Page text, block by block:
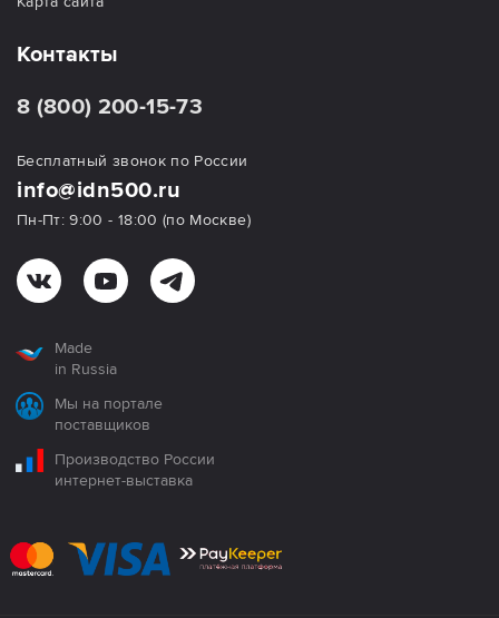
Контакты
8 (800) 200-15-73
Бесплатный звонок по России
info@idn500.ru
Пн-Пт: 9:00 - 18:00 (по Москве)
Made
in Russia
Мы на портале
поставщиков
Производство России
интернет-выставка